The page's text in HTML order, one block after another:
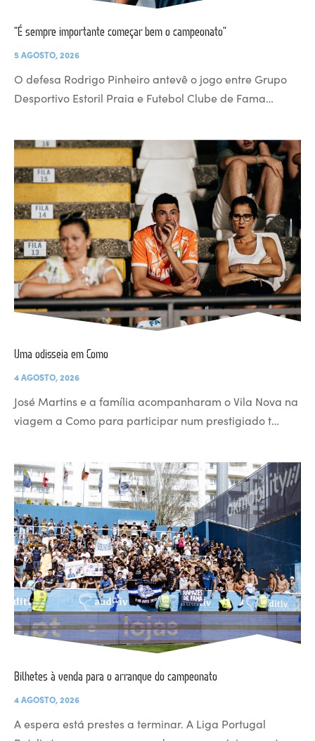
“É sempre importante começar bem o campeonato”
5 AGOSTO, 2026
O defesa Rodrigo Pinheiro antevê o jogo entre Grupo
Desportivo Estoril Praia e Futebol Clube de Fama…
Uma odisseia em Como
4 AGOSTO, 2026
José Martins e a família acompanharam o Vila Nova na
viagem a Como para participar num prestigiado t…
Bilhetes à venda para o arranque do campeonato
4 AGOSTO, 2026
A espera está prestes a terminar. A Liga Portugal